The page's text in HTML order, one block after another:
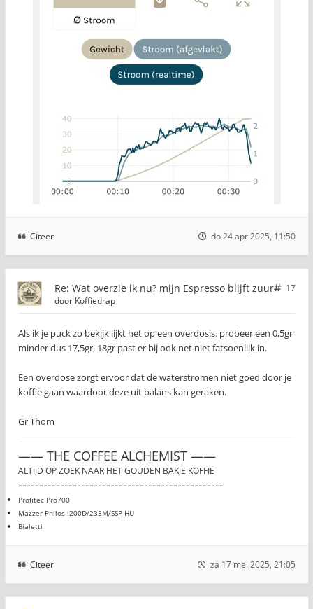
Citeer do 24 apr 2025, 11:50
Re: Wat overzie ik nu? mijn Espresso blijft zuur
17
door Koffiedrap
Als ik je puck zo bekijk lijkt het op een overdosis. probeer een 0,5gr
minder dus 17,5gr, 18gr past er bij ook net niet fatsoenlijk in.
Een overdose zorgt ervoor dat de waterstromen niet goed door je
koffie gaan waardoor deze uit balans kan geraken.
Gr Thom
—— THE COFFEE ALCHEMIST ——
ALTIJD OP ZOEK NAAR HET GOUDEN BAKJE KOFFIE
-------------------------------------------------
Profitec Pro700
Mazzer Philos i200D/233M/SSP HU
Bialetti
Citeer za 17 mei 2025, 21:05